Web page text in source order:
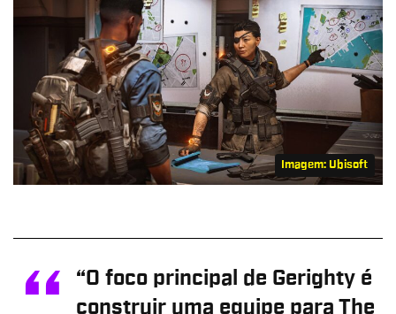
Imagem: Ubisoft
“O foco principal de Gerighty é
construir uma equipe para The